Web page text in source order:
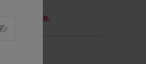
5th Club.